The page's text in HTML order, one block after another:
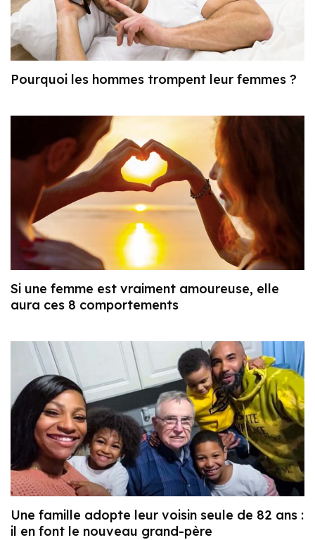
Pourquoi les hommes trompent leur femmes ?
Si une femme est vraiment amoureuse, elle
aura ces 8 comportements
Une famille adopte leur voisin seule de 82 ans :
il en font le nouveau grand-père